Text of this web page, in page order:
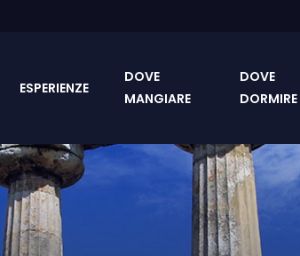
ESPERIENZE
DOVE
MANGIARE
DOVE
DORMIRE